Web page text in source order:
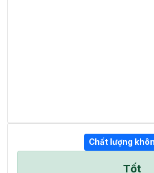
Chất lượng
Tốt